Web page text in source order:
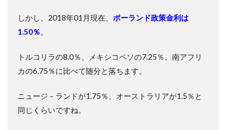
しかし、2018年01月現在、 ポーランド政策金利は
1.50％。
トルコリラの8.0％、メキシコペソの7.25％、南アフリ
カの6.75％に比べて随分と落ちます。
ニュージ－ランドが1.75％、オーストラリアが1.5％と
同じくらいですね。